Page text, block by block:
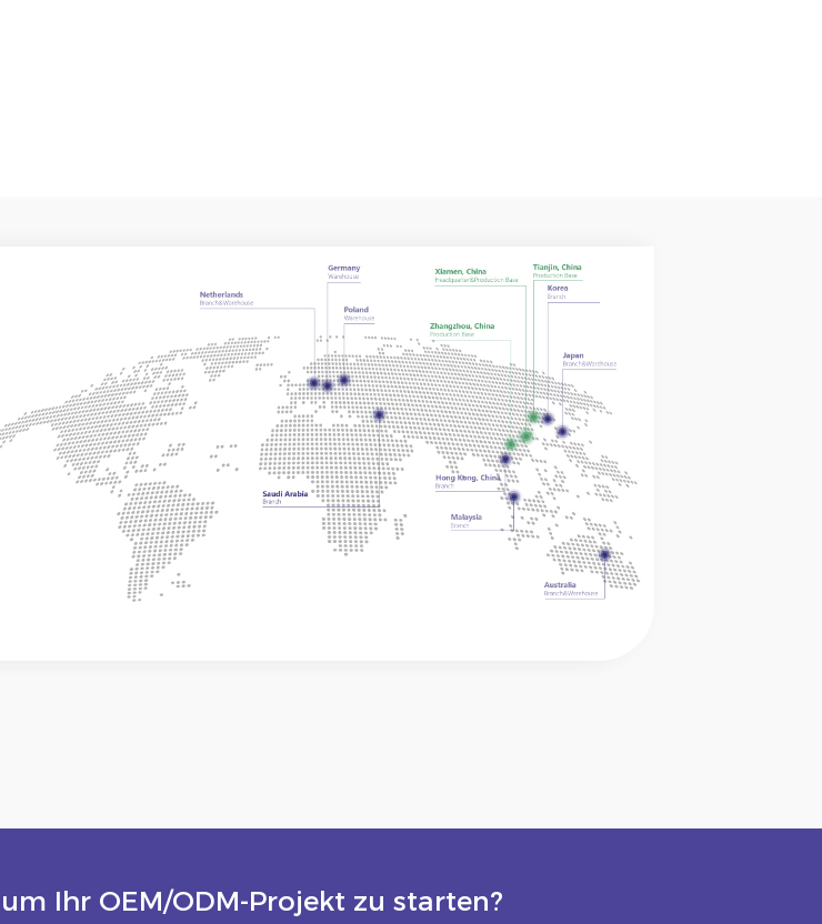
Ihr OEM/ODM-Projekt zu starten?